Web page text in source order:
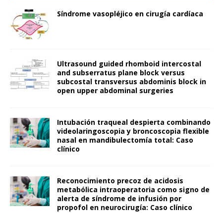
Síndrome vasopléjico en cirugía cardíaca
Ultrasound guided rhomboid intercostal
and subserratus plane block versus
subcostal transversus abdominis block in
open upper abdominal surgeries
Intubación traqueal despierta combinando
videolaringoscopia y broncoscopia flexible
nasal en mandibulectomía total: Caso
clínico
Reconocimiento precoz de acidosis
metabólica intraoperatoria como signo de
alerta de síndrome de infusión por
propofol en neurocirugía: Caso clínico